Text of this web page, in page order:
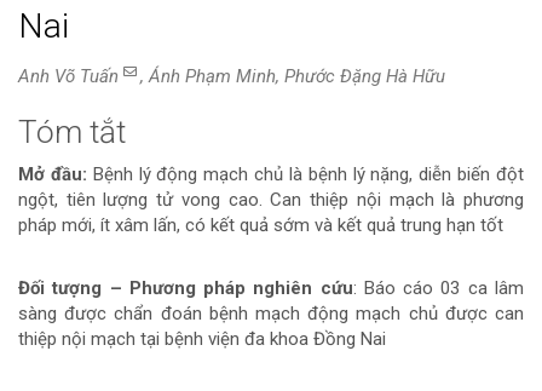
Nai
Anh Võ Tuấn , Ánh Phạm Minh, Phước Đặng Hà Hữu
Nội
dung
chính
của
bài
Tóm tắt
Mở đầu: Bệnh lý động mạch chủ là bệnh lý nặng, diễn biến đột
ngột, tiên lượng tử vong cao. Can thiệp nội mạch là phương
pháp mới, ít xâm lấn, có kết quả sớm và kết quả trung hạn tốt
Đối tượng – Phương pháp nghiên cứu: Báo cáo 03 ca lâm
sàng được chẩn đoán bệnh mạch động mạch chủ được can
thiệp nội mạch tại bệnh viện đa khoa Đồng Nai